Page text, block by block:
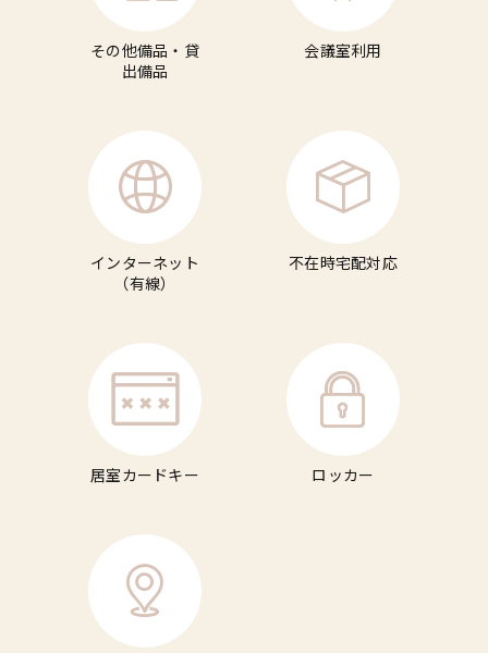
その他備品・貸
出備品
会議室利用
インターネット
（有線）
不在時宅配対応
居室カードキー ロッカー